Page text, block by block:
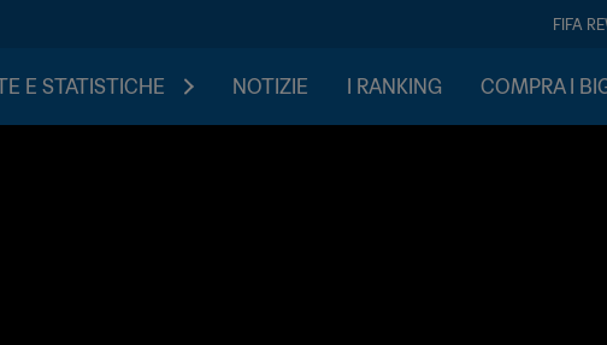
FIFA
E STATISTICHE NOTIZIE I RANKING COMPRA I